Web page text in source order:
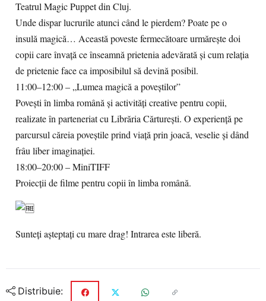
Teatrul Magic Puppet din Cluj.
Unde dispar lucrurile atunci când le pierdem? Poate pe o
insulă magică… Această poveste fermecătoare urmărește doi
copii care învață ce înseamnă prietenia adevărată și cum relația
de prietenie face ca imposibilul să devină posibil.
11:00–12:00 – „Lumea magică a poveștilor”
Povești în limba română și activități creative pentru copii,
realizate în parteneriat cu Librăria Cărturești. O experiență pe
parcursul căreia poveștile prind viață prin joacă, veselie și dând
frâu liber imaginației.
18:00–20:00 – MiniTIFF
Proiecții de filme pentru copii în limba română.
Sunteți așteptați cu mare drag! Intrarea este liberă.
Distribuie: